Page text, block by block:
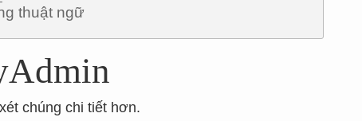
thuật ngữ
chúng chi tiết hơn.